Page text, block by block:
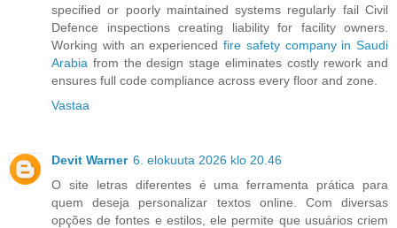
specified or poorly maintained systems regularly fail Civil
Defence inspections creating liability for facility owners.
Working with an experienced fire safety company in Saudi
Arabia from the design stage eliminates costly rework and
ensures full code compliance across every floor and zone.
Vastaa
Devit Warner 6. elokuuta 2026 klo 20.46
O site letras diferentes é uma ferramenta prática para
quem deseja personalizar textos online. Com diversas
opções de fontes e estilos, ele permite que usuários criem